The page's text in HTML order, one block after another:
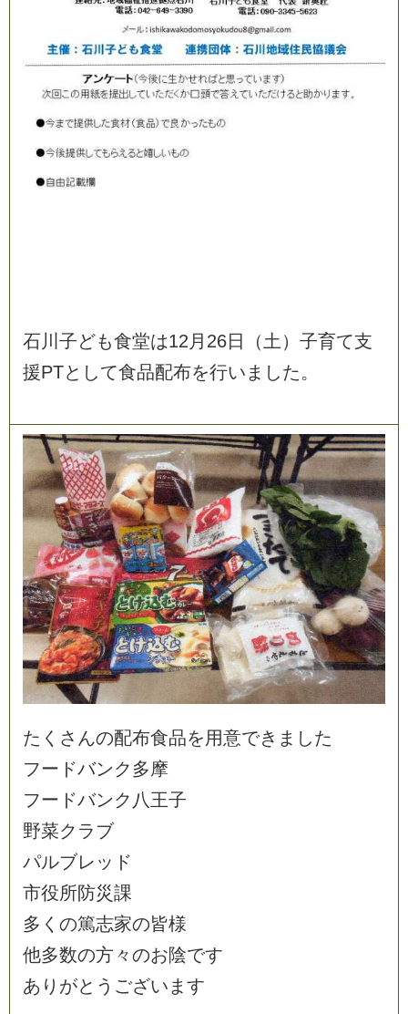
石川 子ども食堂は12 月 26日 （ 土 ） 子育て支
援PTと して食品配布を行い ま した。
た く さ んの配布食品を用意でき ま した
フー ドバンク多摩
フー ドバンク 八王子
野菜ク ラブ
パルブレ ッ ド
市役所防災課
多 く の篤志家の皆様
他多数の方々のお陰です
あ り がと う ござい ま す